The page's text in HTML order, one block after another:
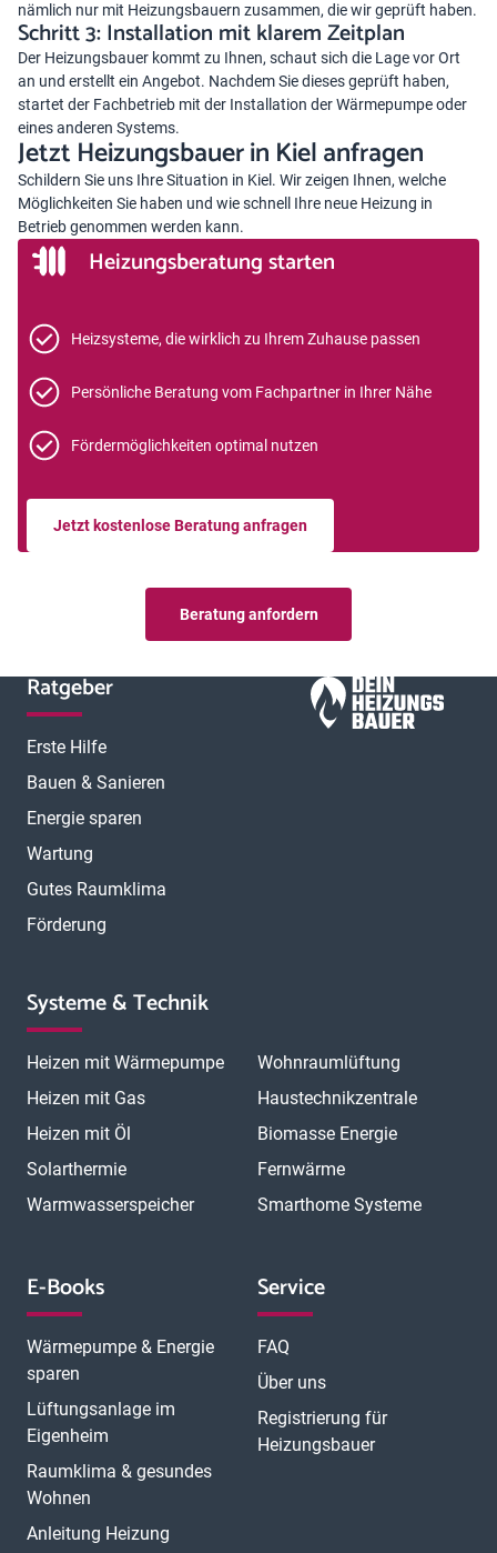
nämlich nur mit Heizungsbauern zusammen, die wir geprüft haben.
Schritt 3: Installation mit klarem Zeitplan
Der Heizungsbauer kommt zu Ihnen, schaut sich die Lage vor Ort
an und erstellt ein Angebot. Nachdem Sie dieses geprüft haben,
startet der Fachbetrieb mit der Installation der Wärmepumpe oder
eines anderen Systems.
Jetzt Heizungsbauer in Kiel anfragen
Schildern Sie uns Ihre Situation in Kiel. Wir zeigen Ihnen, welche
Möglichkeiten Sie haben und wie schnell Ihre neue Heizung in
Betrieb genommen werden kann.
Heizungsberatung starten
Heizsysteme, die wirklich zu Ihrem Zuhause passen
Persönliche Beratung vom Fachpartner in Ihrer Nähe
Fördermöglichkeiten optimal nutzen
Jetzt kostenlose Beratung anfragen
Beratung anfordern
Ratgeber
Erste Hilfe
Bauen & Sanieren
Energie sparen
Wartung
Gutes Raumklima
Förderung
Systeme & Technik
Heizen mit Wärmepumpe
Heizen mit Gas
Heizen mit Öl
Solarthermie
Warmwasserspeicher
Wohnraumlüftung
Haustechnikzentrale
Biomasse Energie
Fernwärme
Smarthome Systeme
E-Books
Wärmepumpe & Energie
sparen
Lüftungsanlage im
Eigenheim
Raumklima & gesundes
Wohnen
Anleitung Heizung
Service
FAQ
Über uns
Registrierung für
Heizungsbauer